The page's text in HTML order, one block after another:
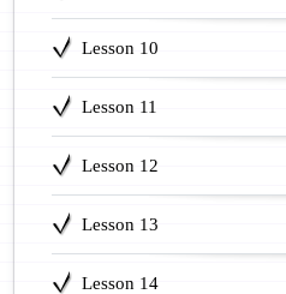
Lesson 10
Lesson 11
Lesson 12
Lesson 13
Lesson 14